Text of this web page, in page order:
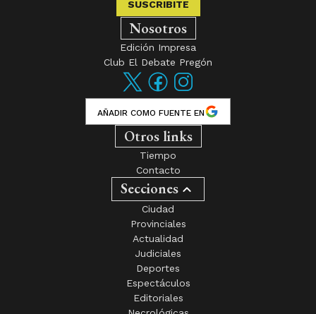
SUSCRIBITE
Nosotros
Edición Impresa
Club El Debate Pregón
AÑADIR COMO FUENTE EN
Otros links
Tiempo
Contacto
Secciones
Ciudad
Provinciales
Actualidad
Judiciales
Deportes
Espectáculos
Editoriales